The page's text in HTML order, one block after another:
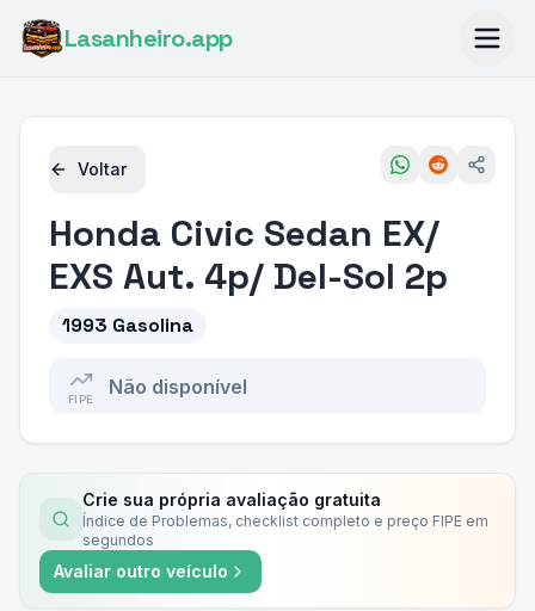
Lasanheiro.app
Voltar
Honda Civic Sedan EX/
EXS Aut. 4p/ Del-Sol 2p
1993 Gasolina
FIPE
Não disponível
Crie sua própria avaliação gratuita
Índice de Problemas, checklist completo e preço FIPE em
segundos
Avaliar outro veículo